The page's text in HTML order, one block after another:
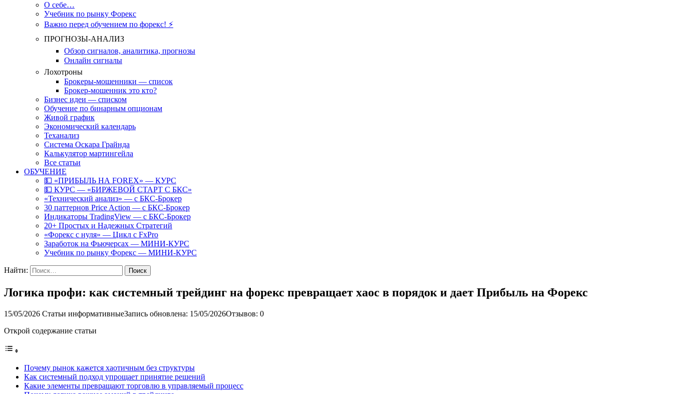
О себе…
Учебник по рынку Форекс
Важно перед обучением по форекс! ⚡
ПРОГНОЗЫ-АНАЛИЗ
Обзор сигналов, аналитика, прогнозы
Онлайн сигналы
Лохотроны
Брокеры-мошенники — список
Брокер-мошенник это кто?
Бизнес идеи — списком
Обучение по бинарным опционам
Живой график
Экономический календарь
Теханализ
Система Оскара Грайнда
Калькулятор мартингейла
Все статьи
ОБУЧЕНИЕ
💵 «ПРИБЫЛЬ НА FOREX» — КУРС
💵 КУРС — «БИРЖЕВОЙ СТАРТ С БКС»
«Технический анализ» — с БКС-Брокер
30 паттернов Price Action — с БКС-Брокер
Индикаторы TradingView — с БКС-Брокер
20+ Простых и Надежных Стратегий
«Форекс с нуля» — Цикл с FxPro
Заработок на Фьючерсах — МИНИ-КУРС
Учебник по рынку Форекс — МИНИ-КУРС
Найти:
Логика профи: как системный трейдинг на форекс превращает хаос в порядок и дает Прибыль на Форекс
15/05/2026 Статьи информативныеЗапись обновлена: 15/05/2026Отзывов: 0
Открой содержание статьи
Почему рынок кажется хаотичным без структуры
Как системный подход упрощает принятие решений
Какие элементы превращают торговлю в управляемый процесс